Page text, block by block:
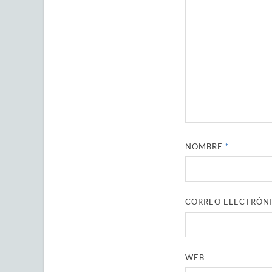
NOMBRE *
CORREO
WEB